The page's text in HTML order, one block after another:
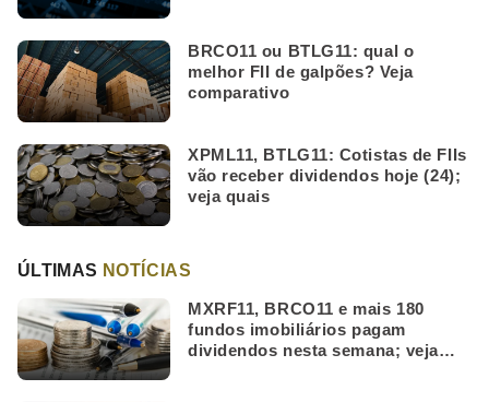
BRCO11 ou BTLG11: qual o
melhor FII de galpões? Veja
comparativo
XPML11, BTLG11: Cotistas de FIIs
vão receber dividendos hoje (24);
veja quais
ÚLTIMAS NOTÍCIAS
MXRF11, BRCO11 e mais 180
fundos imobiliários pagam
dividendos nesta semana; veja